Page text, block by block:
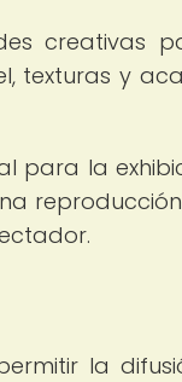
creativas
texturas y
para la
la